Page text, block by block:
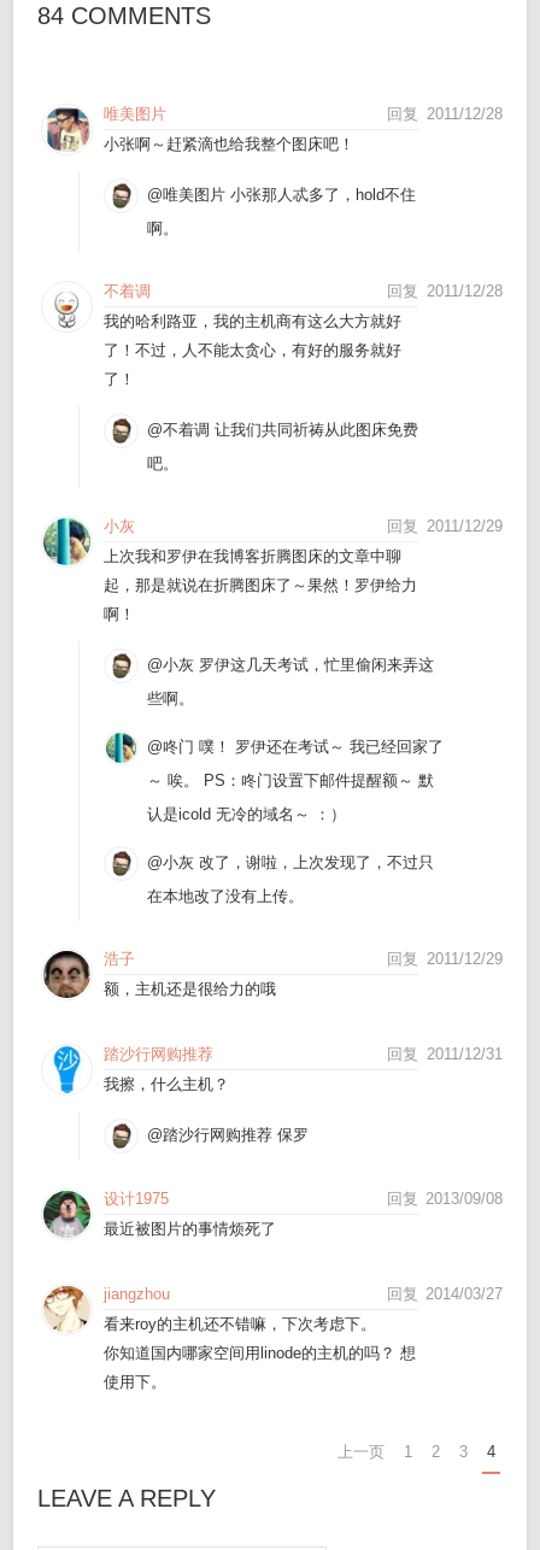
84 COMMENTS
2011/12/28
唯美图片
回复
小张啊～赶紧滴也给我整个图床吧！
@唯美图片 小张那人忒多了，hold不住
啊。
2011/12/28
不着调
回复
我的哈利路亚，我的主机商有这么大方就好
了！不过，人不能太贪心，有好的服务就好
了！
@不着调 让我们共同祈祷从此图床免费
吧。
2011/12/29
小灰
回复
上次我和罗伊在我博客折腾图床的文章中聊
起，那是就说在折腾图床了～果然！罗伊给力
啊！
@小灰 罗伊这几天考试，忙里偷闲来弄这
些啊。
@咚门 噗！ 罗伊还在考试～ 我已经回家了
～ 唉。 PS：咚门设置下邮件提醒额～ 默
认是icold 无冷的域名～ ：）
@小灰 改了，谢啦，上次发现了，不过只
在本地改了没有上传。
2011/12/29
浩子
回复
额，主机还是很给力的哦
2011/12/31
踏沙行网购推荐
回复
我擦，什么主机？
@踏沙行网购推荐 保罗
2013/09/08
设计1975
回复
最近被图片的事情烦死了
2014/03/27
jiangzhou
回复
看来roy的主机还不错嘛，下次考虑下。
你知道国内哪家空间用linode的主机的吗？ 想
使用下。
上一页 1 2 3 4
LEAVE A REPLY